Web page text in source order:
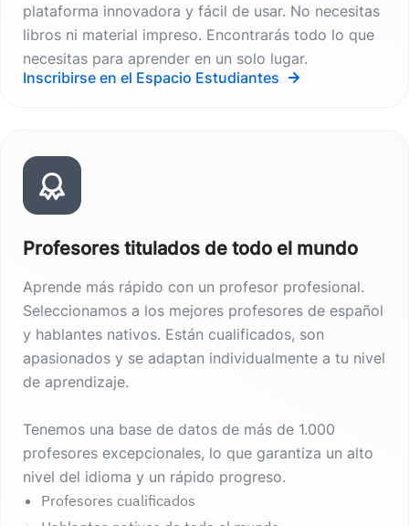
plataforma innovadora y fácil de usar. No necesitas
libros ni material impreso. Encontrarás todo lo que
necesitas para aprender en un solo lugar.
Inscribirse en el Espacio Estudiantes
Profesores titulados de todo el mundo
Aprende más rápido con un profesor profesional.
Seleccionamos a los mejores profesores de español
y hablantes nativos. Están cualificados, son
apasionados y se adaptan individualmente a tu nivel
de aprendizaje.
Tenemos una base de datos de más de 1.000
profesores excepcionales, lo que garantiza un alto
nivel del idioma y un rápido progreso.
Profesores cualificados